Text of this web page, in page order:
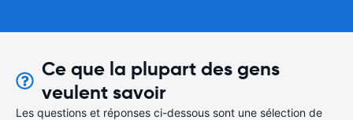
Ce que la plupart des gens
veulent savoir
Les questions et réponses ci-dessous sont une sélection de